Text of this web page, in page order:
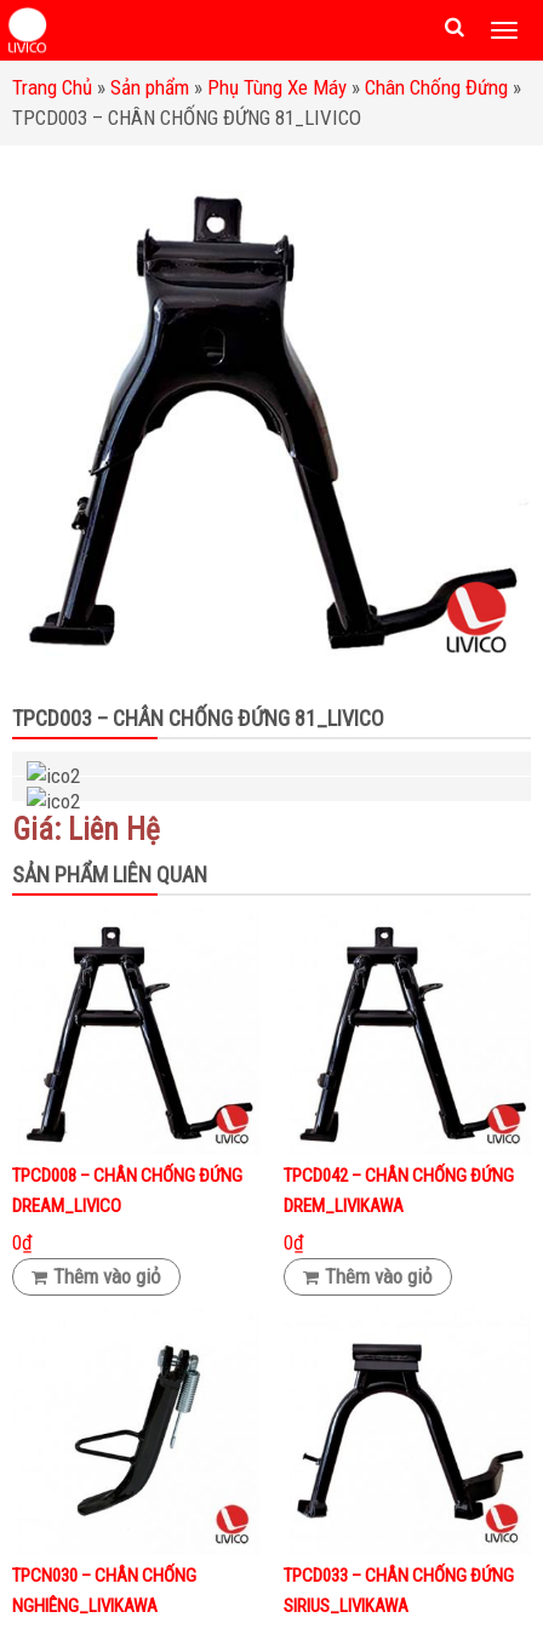
Trang Chủ » Sản phẩm » Phụ Tùng Xe Máy » Chân Chống Đứng »
TPCD003 – CHÂN CHỐNG ĐỨNG 81_LIVICO
TPCD003 – CHÂN CHỐNG ĐỨNG 81_LIVICO
Giá: Liên Hệ
SẢN PHẨM LIÊN QUAN
TPCD008 – CHÂN CHỐNG ĐỨNG
DREAM_LIVICO
0₫
Thêm vào giỏ
TPCD042 – CHÂN CHỐNG ĐỨNG
DREM_LIVIKAWA
0₫
Thêm vào giỏ
TPCN030 – CHÂN CHỐNG
NGHIÊNG_LIVIKAWA
TPCD033 – CHÂN CHỐNG ĐỨNG
SIRIUS_LIVIKAWA